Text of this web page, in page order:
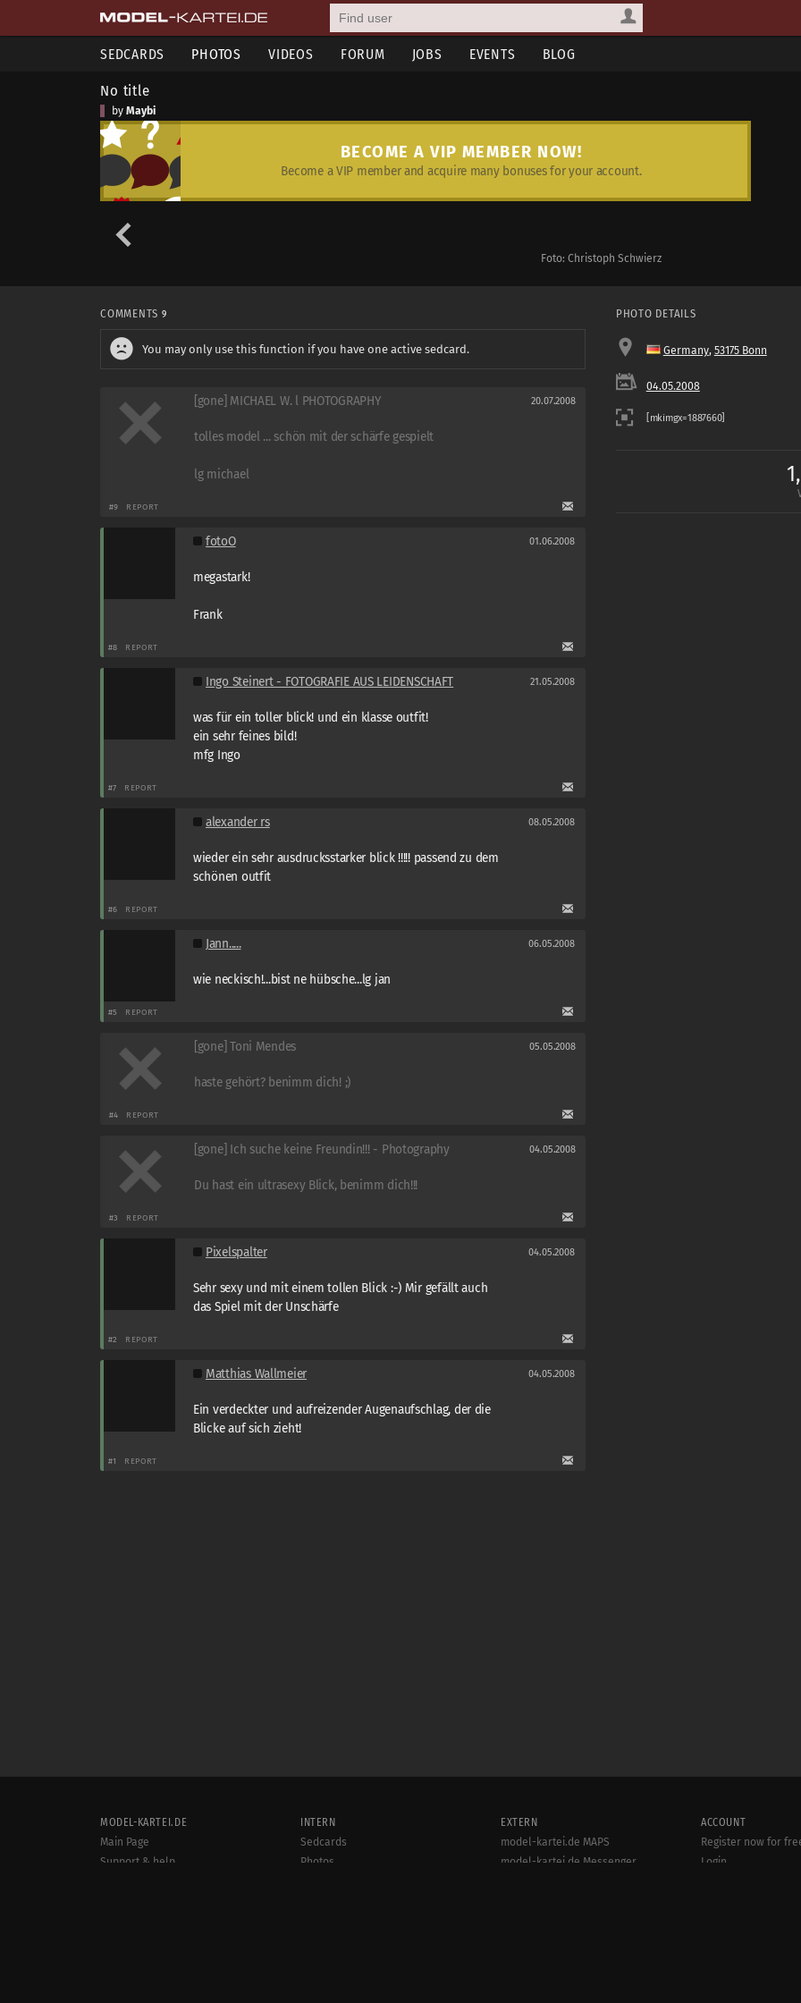
SEDCARDS PHOTOS VIDEOS FORUM JOBS EVENTS BLOG
No title
by Maybi
BECOME A VIP MEMBER NOW!
Become a VIP member and acquire many bonuses for your account.
Foto: Christoph Schwierz
COMMENTS 9
You may only use this function if you have one active sedcard.
[gone] MICHAEL W. l PHOTOGRAPHY 20.07.2008
tolles model ... schön mit der schärfe gespielt
lg michael
#9 REPORT
fotoO 01.06.2008
megastark!
Frank
#8 REPORT
Ingo Steinert - FOTOGRAFIE AUS LEIDENSCHAFT 21.05.2008
was für ein toller blick! und ein klasse outfit!
ein sehr feines bild!
mfg Ingo
#7 REPORT
alexander rs 08.05.2008
wieder ein sehr ausdrucksstarker blick !!!!! passend zu dem
schönen outfit
#6 REPORT
Jann..... 06.05.2008
wie neckisch!...bist ne hübsche...lg jan
#5 REPORT
[gone] Toni Mendes 05.05.2008
haste gehört? benimm dich! ;)
#4 REPORT
[gone] Ich suche keine Freundin!!! - Photography 04.05.2008
Du hast ein ultrasexy Blick, benimm dich!!!
#3 REPORT
Pixelspalter 04.05.2008
Sehr sexy und mit einem tollen Blick :-) Mir gefällt auch
das Spiel mit der Unschärfe
#2 REPORT
Matthias Wallmeier 04.05.2008
Ein verdeckter und aufreizender Augenaufschlag, der die
Blicke auf sich zieht!
#1 REPORT
PHOTO DETAILS
Germany, 53175 Bonn
04.05.2008
MODEL-KARTEI.DE
Main Page
Support & help
INTERN
Sedcards
Photos
EXTERN
model-kartei.de MAPS
model-kartei.de Messenger
ACCOUNT
Register now for
Login